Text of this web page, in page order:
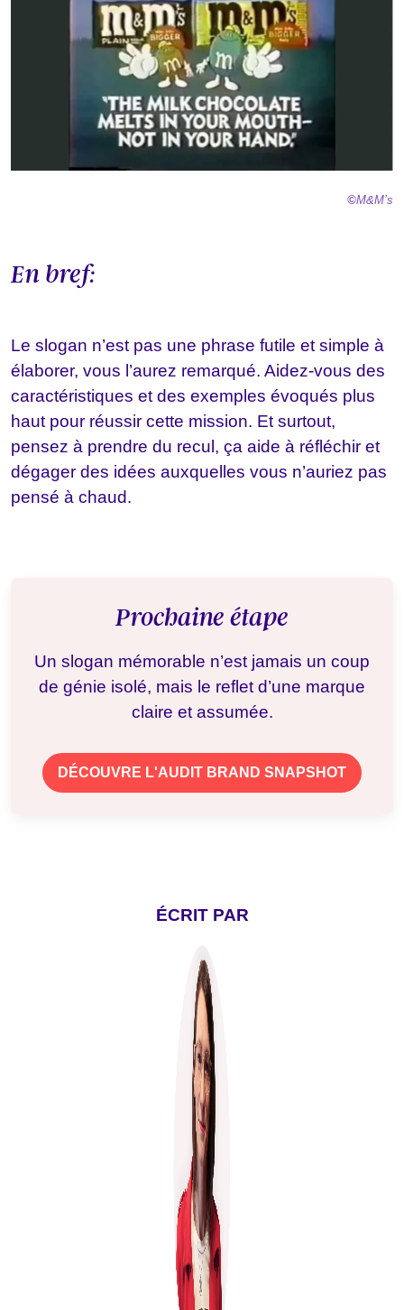
©M&M’s
En bref:
Le slogan n’est pas une phrase futile et simple à
élaborer, vous l’aurez remarqué. Aidez-vous des
caractéristiques et des exemples évoqués plus
haut pour réussir cette mission. Et surtout,
pensez à prendre du recul, ça aide à réfléchir et
dégager des idées auxquelles vous n’auriez pas
pensé à chaud.
Prochaine étape
Un slogan mémorable n’est jamais un coup
de génie isolé, mais le reflet d’une marque
claire et assumée.
DÉCOUVRE L'AUDIT BRAND SNAPSHOT
ÉCRIT PAR